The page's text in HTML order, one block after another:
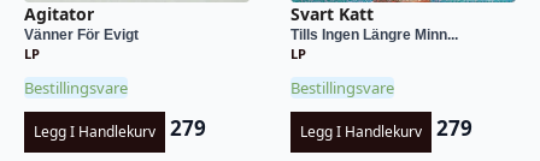
Agitator
Vänner För Evigt
LP
Bestillingsvare
Legg I Handlekurv 279
Svart Katt
Tills Ingen Längre Minn...
LP
Bestillingsvare
Legg I Handlekurv 279